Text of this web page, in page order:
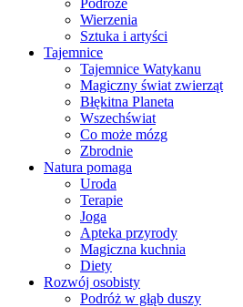
Podróże
Wierzenia
Sztuka i artyści
Tajemnice
Tajemnice Watykanu
Magiczny świat zwierząt
Błękitna Planeta
Wszechświat
Co może mózg
Zbrodnie
Natura pomaga
Uroda
Terapie
Joga
Apteka przyrody
Magiczna kuchnia
Diety
Rozwój osobisty
Podróż w głąb duszy